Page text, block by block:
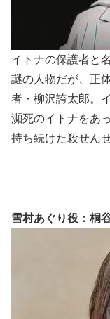
イトナの保護者と
謎の人物だが、正
者・柳沢誇太郎。
瀕死のイトナをあ
持ち続けた殺せん
雪村あぐり役：桐